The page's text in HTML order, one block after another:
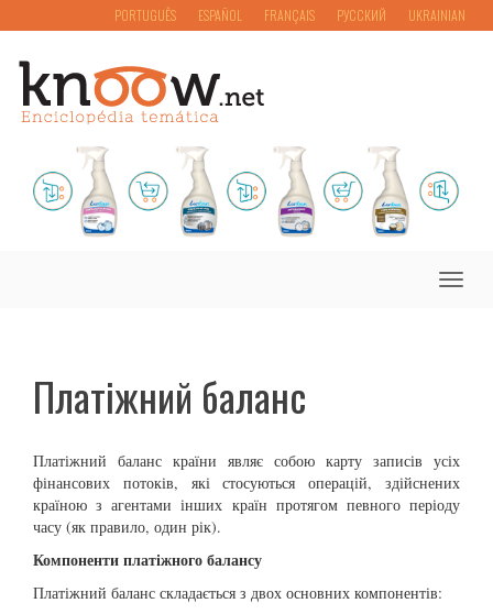
PORTUGUÊS ESPAÑOL FRANÇAIS РУССКИЙ UKRAINIAN
Toggle
Платіжний баланс
Платіжний баланс країни являє собою карту записів усіх
фінансових потоків, які стосуються операцій, здійснених
країною з агентами інших країн протягом певного періоду
часу (як правило, один рік).
Компоненти платіжного балансу
Платіжний баланс складається з двох основних компонентів: